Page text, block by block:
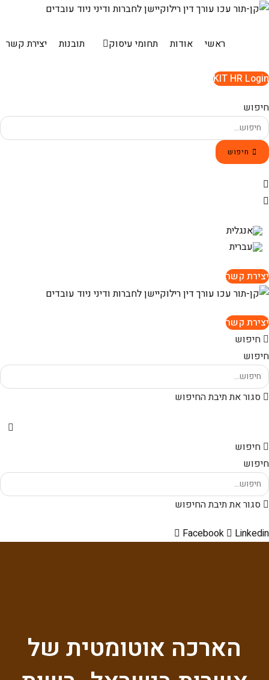
Skip
ראשי אודות תחומי עיסוק תובנות יצירת קשר
KIT HR Login
חיפוש
חיפוש
יצירת קשר
יצירת קשר
חיפוש
חיפוש
סגור את תיבת החיפוש
חיפוש
חיפוש
סגור את תיבת החיפוש
Facebook
Linkedin
הארכה אוטומטית של